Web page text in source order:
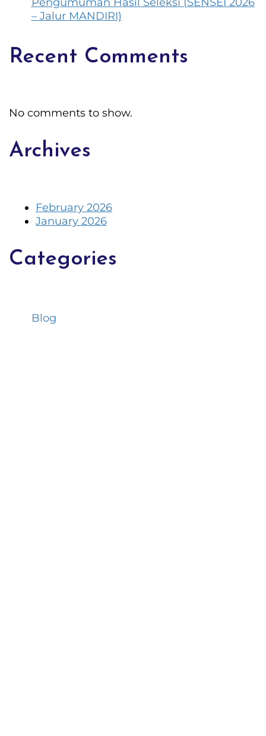
– Jalur MANDIRI)
Recent Comments
No comments to show.
Archives
February 2026
January 2026
Categories
Blog